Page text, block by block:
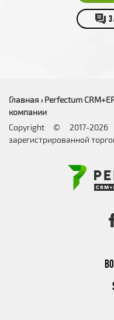
Главная › Perfectum
компании
Copyright © 2017-2026
зарегистрированной